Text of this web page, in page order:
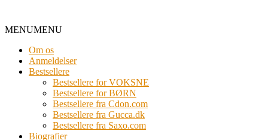
MENUMENU
Om os
Anmeldelser
Bestsellere
Bestsellere for VOKSNE
Bestsellere for BØRN
Bestsellere fra Cdon.com
Bestsellere fra Gucca.dk
Bestsellere fra Saxo.com
Biografier